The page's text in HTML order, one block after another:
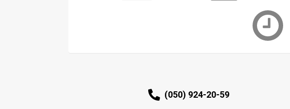
(050) 924-20-59